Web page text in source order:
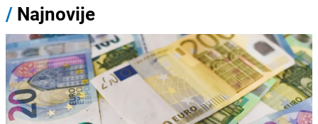
/ Najnovije